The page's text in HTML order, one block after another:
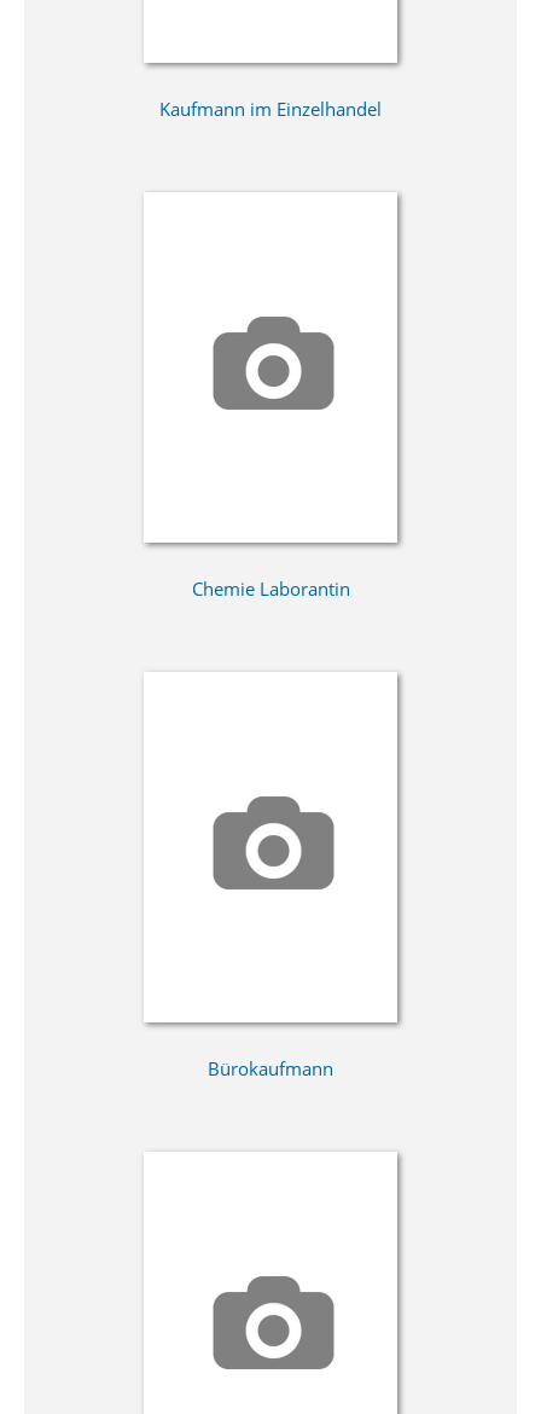
Kaufmann im Einzelhandel
Chemie Laborantin
Bürokaufmann